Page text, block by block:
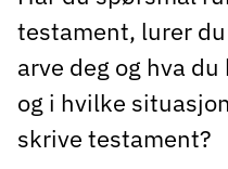
testament, lurer
arve deg og hva
og i hvilke
skrive testament?